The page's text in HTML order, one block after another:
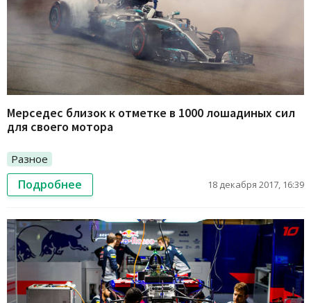
Мерседес близок к отметке в 1000 лошадиных сил
для своего мотора
Разное
Подробнее 18 декабря 2017, 16:39